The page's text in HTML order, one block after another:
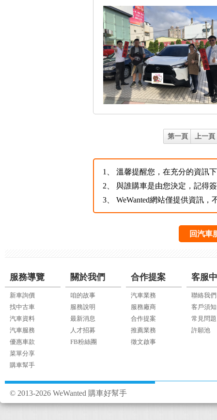
第一頁 上一頁
1、
溫馨提醒您，在充分的資訊
2、
與誰購車是由您決定，記得
3、
WeWanted網站僅提供資訊
回汽車
服務導覽
新車詢價
找中古車
汽車資料
汽車服務
優惠車款
菜單分享
購車幫手
關於我們
咱的故事
服務說明
最新消息
人才招募
FB粉絲團
合作提案
汽車業務
服務廠商
合作提案
推薦業務
徵文啟事
客服
聯絡我們
客戶須知
常見問題
許願池
© 2013-2026 WeWanted 購車好幫手